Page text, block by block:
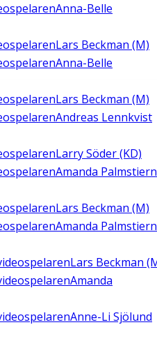
Anna-Belle
Lars Beckman (M)
Anna-Belle
Lars Beckman (M)
Andreas Lennkvist
Larry Söder (KD)
Amanda
Lars Beckman (M)
Amanda
Lars Beckman
Amanda
Anne-Li Sjölund